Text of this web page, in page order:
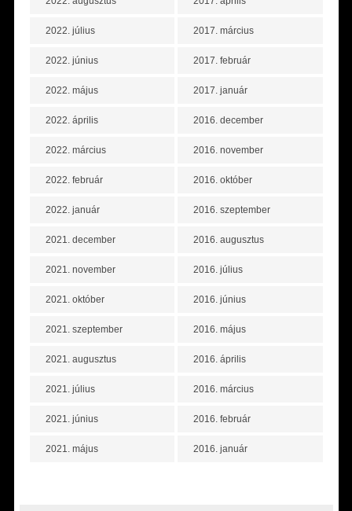
2022. július
2022. június
2022. május
2022. április
2022. március
2022. február
2022. január
2021. december
2021. november
2021. október
2021. szeptember
2021. augusztus
2021. július
2021. június
2021. május
2017. március
2017. február
2017. január
2016. december
2016. november
2016. október
2016. szeptember
2016. augusztus
2016. július
2016. június
2016. május
2016. április
2016. március
2016. február
2016. január